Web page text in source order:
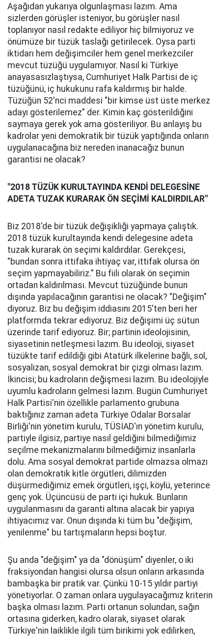
Aşağıdan yukarıya olgunlaşması lazım. Ama
sizlerden görüşler isteniyor, bu görüşler nasıl
toplanıyor nasıl redakte ediliyor hiç bilmiyoruz ve
önümüze bir tüzük taslağı getirilecek. Oysa parti
iktidarı hem değişimciler hem genel merkezciler
mevcut tüzüğü uygulamıyor. Nasıl ki Türkiye
anayasasızlaştıysa, Cumhuriyet Halk Partisi de iç
tüzüğünü, iç hukukunu rafa kaldırmış bir halde.
Tüzüğün 52'nci maddesi "bir kimse üst üste merkez
adayı gösterilemez" der. Kimin kaç gösterildiğini
saymaya gerek yok ama gösteriliyor. Bu anlayış bu
kadrolar yeni demokratik bir tüzük yaptığında onların
uygulanacağına biz nereden inanacağız bunun
garantisi ne olacak?
"2018 TÜZÜK KURULTAYINDA KENDİ DELEGESİNE
ADETA TUZAK KURARAK ÖN SEÇİMİ KALDIRDILAR"
Biz 2018'de bir tüzük değişikliği yapmaya çalıştık.
2018 tüzük kurultayında kendi delegesine adeta
tuzak kurarak ön seçimi kaldırdılar. Gerekçesi,
"bundan sonra ittifaka ihtiyaç var, ittifak olursa ön
seçim yapmayabiliriz." Bu fiili olarak ön seçimin
ortadan kaldırılması. Mevcut tüzüğünde bunun
dışında yapılacağının garantisi ne olacak? "Değişim"
diyoruz. Biz bu değişim iddiasını 2015'ten beri her
platformda tekrar ediyoruz. Biz değişimi üç sütun
üzerinde tarif ediyoruz. Bir; partinin ideolojisinin,
siyasetinin netleşmesi lazım. Bu ideoloji, siyaset
tüzükte tarif edildiği gibi Atatürk ilkelerine bağlı, sol,
sosyalizan, sosyal demokrat bir çizgi olması lazım.
İkincisi; bu kadroların değişmesi lazım. Bu ideolojiyle
uyumlu kadroların gelmesi lazım. Bugün Cumhuriyet
Halk Partisi'nin özellikle parlamento grubuna
baktığınız zaman adeta Türkiye Odalar Borsalar
Birliği'nin yönetim kurulu, TÜSİAD'ın yönetim kurulu,
partiyle ilgisiz, partiye nasıl geldiğini bilmediğimiz
seçilme mekanizmalarını bilmediğimiz insanlarla
dolu. Ama sosyal demokrat partide olmazsa olmazı
olan demokratik kitle örgütleri, dilimizden
düşürmediğimiz emek örgütleri, işçi, köylü, yeterince
genç yok. Üçüncüsü de parti içi hukuk. Bunların
uygulanmasını da garanti altına alacak bir yapıya
ihtiyacımız var. Onun dışında ki tüm bu "değişim,
yenilenme" bu tartışmaların hepsi boştur.
Şu anda "değişim" ya da "dönüşüm" diyenler, o iki
fraksiyondan hangisi olursa olsun onların arkasında
bambaşka bir pratik var. Çünkü 10-15 yıldır partiyi
yönetiyorlar. O zaman onlara uygulayacağımız kriterin
başka olması lazım. Parti ortanun solundan, sağın
ortasına giderken, kadro olarak, siyaset olarak
Türkiye'nin laiklikle ilgili tüm birikimi yok edilirken,